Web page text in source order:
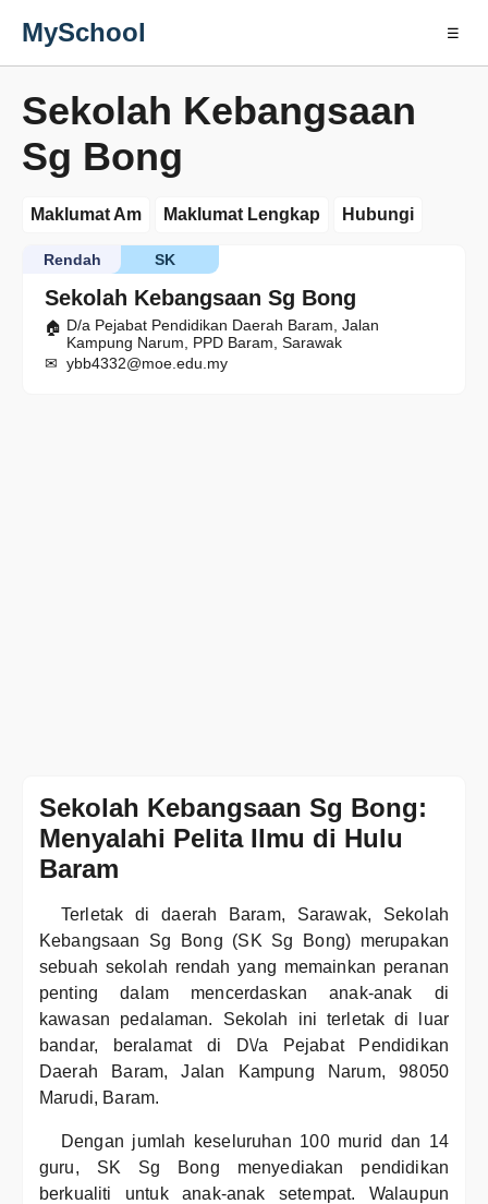
MySchool ☰
Sekolah Kebangsaan
Sg Bong
Maklumat Am Maklumat Lengkap Hubungi
Sekolah Kebangsaan Sg Bong
SK
Rendah
D/a Pejabat Pendidikan Daerah Baram, Jalan
Kampung Narum, PPD Baram, Sarawak
ybb4332@moe.edu.my
Sekolah Kebangsaan Sg Bong:
Menyalahi Pelita Ilmu di Hulu
Baram
Terletak di daerah Baram, Sarawak, Sekolah
Kebangsaan Sg Bong (SK Sg Bong) merupakan
sebuah sekolah rendah yang memainkan peranan
penting dalam mencerdaskan anak-anak di
kawasan pedalaman. Sekolah ini terletak di luar
bandar, beralamat di D\/a Pejabat Pendidikan
Daerah Baram, Jalan Kampung Narum, 98050
Marudi, Baram.
Dengan jumlah keseluruhan 100 murid dan 14
guru, SK Sg Bong menyediakan pendidikan
berkualiti untuk anak-anak setempat. Walaupun